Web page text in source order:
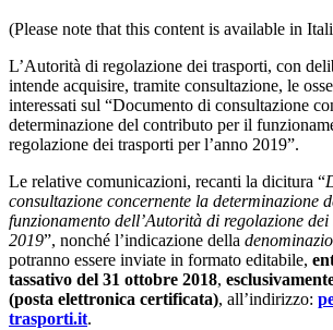
(Please note that this content is available in
L’Autorità di regolazione dei trasporti, con
intende acquisire, tramite consultazione, le
interessati sul “Documento di consultazione
determinazione del contributo per il
regolazione dei trasporti per l’anno 2019”.
Le relative comunicazioni, recanti la dicitura “
consultazione concernente la determinazione
funzionamento dell’Autorità di regolazione
2019”, nonché l’indicazione della
potranno essere inviate in formato editabile,
tassativo del 31 ottobre 2018,
(posta elettronica certificata), all’indirizzo:
trasporti.it.